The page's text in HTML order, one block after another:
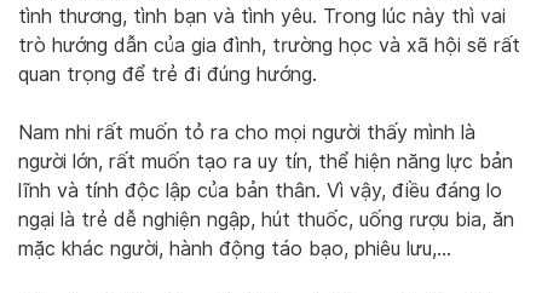
tình thương, tình bạn và tình yêu. Trong lúc này thì vai
trò hướng dẫn của gia đình, trường học và xã hội sẽ rất
quan trọng để trẻ đi đúng hướng.
Nam nhi rất muốn tỏ ra cho mọi người thấy mình là
người lớn, rất muốn tạo ra uy tín, thể hiện năng lực bản
lĩnh và tính độc lập của bản thân. Vì vậy, điều đáng lo
ngại là trẻ dễ nghiện ngập, hút thuốc, uống rượu bia, ăn
mặc khác người, hành động táo bạo, phiêu lưu,…